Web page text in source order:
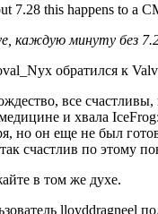
7.28 this happens to a
каждую минуту без
обратился к
все
но он еще не был
счастлив по этому
в том же духе.
lloyddragneel